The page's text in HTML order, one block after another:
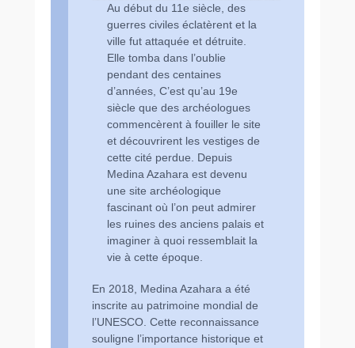
Au début du 11e siècle, des
guerres civiles éclatèrent et la
ville fut attaquée et détruite.
Elle tomba dans l’oublie
pendant des centaines
d’années, C’est qu’au 19e
siècle que des archéologues
commencèrent à fouiller le site
et découvrirent les vestiges de
cette cité perdue. Depuis
Medina Azahara est devenu
une site archéologique
fascinant où l’on peut admirer
les ruines des anciens palais et
imaginer à quoi ressemblait la
vie à cette époque.
En 2018, Medina Azahara a été
inscrite au patrimoine mondial de
l’UNESCO. Cette reconnaissance
souligne l’importance historique et